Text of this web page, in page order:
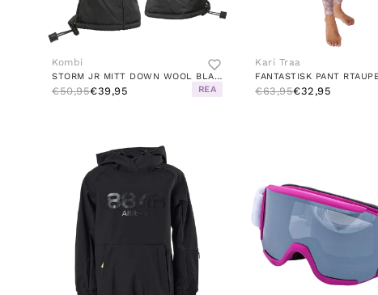
Kombi
STORM JR MITT DOWN WOOL BLACK
€50,95€39,95 REA
Kari Traa
FANTASTISK PANT
€63,95€32,95